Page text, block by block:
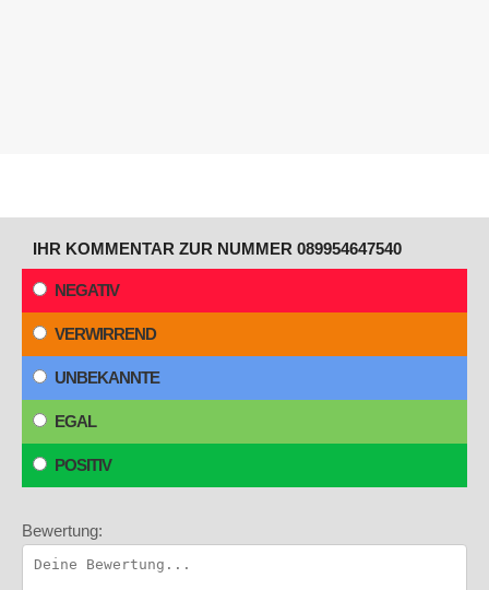
IHR KOMMENTAR ZUR NUMMER 089954647540
NEGATIV
VERWIRREND
UNBEKANNTE
EGAL
POSITIV
Bewertung: